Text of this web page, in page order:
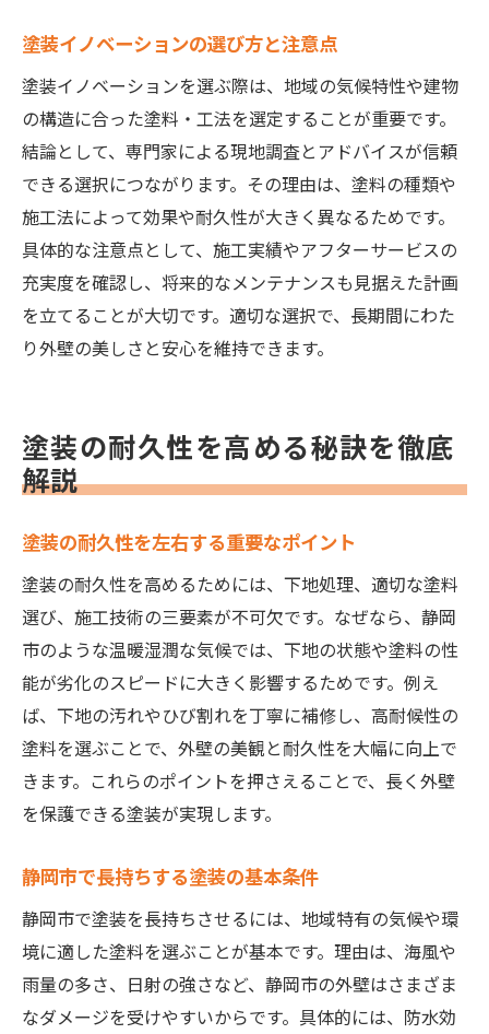
塗装イノベーションの選び方と注意点
塗装イノベーションを選ぶ際は、地域の気候特性や建物
の構造に合った塗料・工法を選定することが重要です。
結論として、専門家による現地調査とアドバイスが信頼
できる選択につながります。その理由は、塗料の種類や
施工法によって効果や耐久性が大きく異なるためです。
具体的な注意点として、施工実績やアフターサービスの
充実度を確認し、将来的なメンテナンスも見据えた計画
を立てることが大切です。適切な選択で、長期間にわた
り外壁の美しさと安心を維持できます。
塗装の耐久性を高める秘訣を徹底
解説
塗装の耐久性を左右する重要なポイント
塗装の耐久性を高めるためには、下地処理、適切な塗料
選び、施工技術の三要素が不可欠です。なぜなら、静岡
市のような温暖湿潤な気候では、下地の状態や塗料の性
能が劣化のスピードに大きく影響するためです。例え
ば、下地の汚れやひび割れを丁寧に補修し、高耐候性の
塗料を選ぶことで、外壁の美観と耐久性を大幅に向上で
きます。これらのポイントを押さえることで、長く外壁
を保護できる塗装が実現します。
静岡市で長持ちする塗装の基本条件
静岡市で塗装を長持ちさせるには、地域特有の気候や環
境に適した塗料を選ぶことが基本です。理由は、海風や
雨量の多さ、日射の強さなど、静岡市の外壁はさまざま
なダメージを受けやすいからです。具体的には、防水効